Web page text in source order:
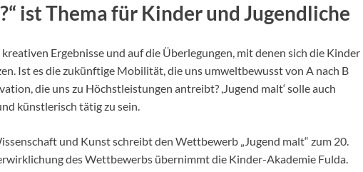
ist Thema für Kinder und Jugendliche
Ergebnisse und auf die Überlegungen, mit denen sich die Kinder
Ist es die zukünftige Mobilität, die uns umweltbewusst von A nach B
die uns zu Höchstleistungen antreibt? ,Jugend malt‘ solle auch
künstlerisch tätig zu sein.
und Kunst schreibt den Wettbewerb „Jugend malt“ zum 20.
des Wettbewerbs übernimmt die Kinder-Akademie Fulda.